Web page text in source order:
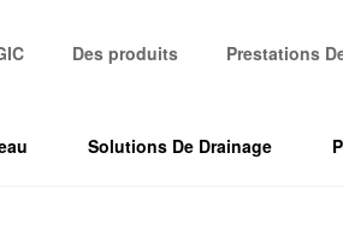
Des produits Prestations
Solutions De Drainage